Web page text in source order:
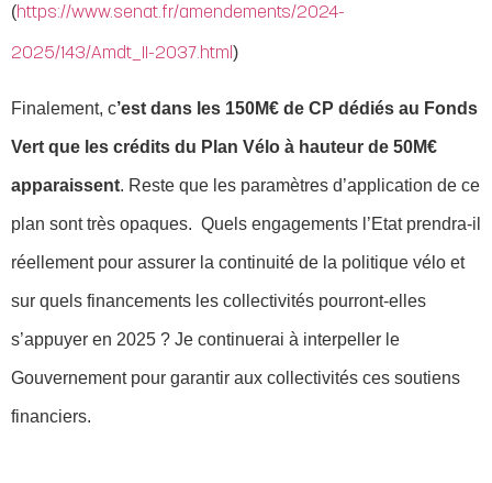
(https://www.senat.fr/amendements/2024-
2025/143/Amdt_II-2037.html )
Finalement, c’est dans les 150M€ de CP dédiés au Fonds
Vert que les crédits du Plan Vélo à hauteur de 50M€
apparaissent . Reste que les paramètres d’application de ce
plan sont très opaques. Quels engagements l’Etat prendra-il
réellement pour assurer la continuité de la politique vélo et
sur quels financements les collectivités pourront-elles
s’appuyer en 2025 ? Je continuerai à interpeller le
Gouvernement pour garantir aux collectivités ces soutiens
financiers.